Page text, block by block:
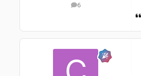
6
messages